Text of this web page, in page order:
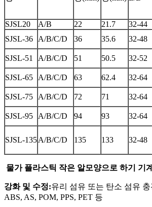
SJSL20 A/B 22 21.7 32-44
SJSL-36
A/B/C/D 36 35.6 32-48
SJSL-51 A/B/C/D 51 50.5 32-52
SJSL-65 A/B/C/D 63 62.4 32-64
SJSL-75 A/B/C/D 72 71 32-64
SJSL-95 A/B/C/D 94 93 32-64
SJSL-135A/B/C/D 135 133 32-48
물가 플라스틱 작은 알모양으로 하기 기
강화 및 수정:유리 섬유 또는 탄소 섬유 충
ABS, AS, POM, PPS, PET 등